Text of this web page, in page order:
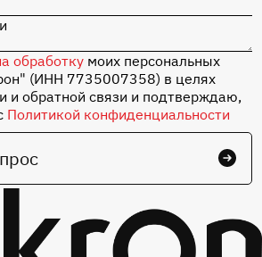
обработку моих персональных
(ИНН 7735007358) в целях
и обратной связи и подтверждаю,
Политикой конфиденциальности